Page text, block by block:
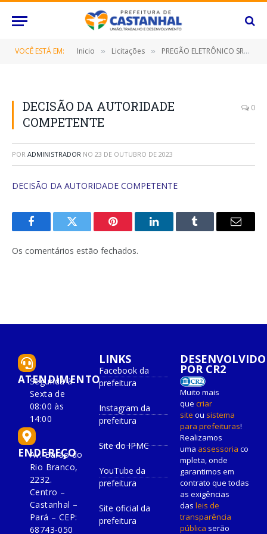
VOCÊ ESTÁ EM: Inicio » Licitações » PREGÃO ELETRÔNICO SRP Nº 059/2023 (CONTRATAÇÃO DE EMPRESA ESPECIALIZADA NO FORNECIMENTO ÁGUA MINERAL EM EMBALAGEM DE 200ML, DESTINADO AO ATENDIMENTO DAS DIVERSAS SECRETARIAS/FUNDOS MUNICIPAIS E O INSTITUTO DE PREVIDÊNCIA DO MUNICÍPIO DE CASTANHAL/PA POR UM PERÍODO DE 12 (DOZE) MESES)
DECISÃO DA AUTORIDADE
COMPETENTE
0
POR ADMINISTRADOR NO 23 DE OUTUBRO DE 2023
DECISÃO DA AUTORIDADE COMPETENTE
FacebookTwitter Pinterest O
Tumblr
E-
Os comentários estão fechados.
ATENDIMENTO
Segunda à
Sexta de
08:00 às
14:00
ENDEREÇO
Av. Barão do
Rio Branco,
2232.
Centro –
Castanhal –
Pará – CEP:
68743-050
LINKS
Facebook da
prefeitura
Instagram da
prefeitura
Site do IPMC
YouTube da
prefeitura
Site oficial da
prefeitura
DESENVOLVIDO
POR CR2
Muito mais
que criar
site ou sistema
para prefeituras!
Realizamos
uma assessoria co
mpleta, onde
garantimos em
contrato que todas
as exigências
das leis de
transparência
pública serão